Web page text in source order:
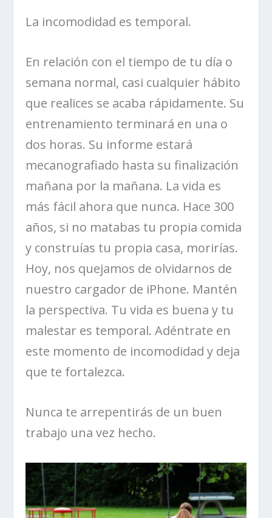
La incomodidad es temporal.
En relación con el tiempo de tu día o
semana normal, casi cualquier hábito
que realices se acaba rápidamente. Su
entrenamiento terminará en una o
dos horas. Su informe estará
mecanografiado hasta su finalización
mañana por la mañana. La vida es
más fácil ahora que nunca. Hace 300
años, si no matabas tu propia comida
y construías tu propia casa, morirías.
Hoy, nos quejamos de olvidarnos de
nuestro cargador de iPhone. Mantén
la perspectiva. Tu vida es buena y tu
malestar es temporal. Adéntrate en
este momento de incomodidad y deja
que te fortalezca.
Nunca te arrepentirás de un buen
trabajo una vez hecho.